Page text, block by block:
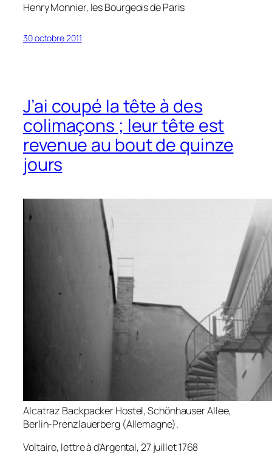
Henry Monnier, les Bourgeois de Paris
30 octobre 2011
J’ai coupé la tête à des
colimaçons ; leur tête est
revenue au bout de quinze
jours
Alcatraz Backpacker Hostel, Schönhauser Allee,
Berlin-Prenzlauerberg (Allemagne).
Voltaire, lettre à d’Argental, 27 juillet 1768